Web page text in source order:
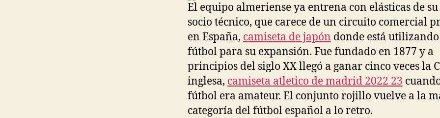
El equipo almeriense ya entrena con elásticas de
socio técnico, que carece de un circuito comercial
en España, camiseta de japón donde está
fútbol para su expansión. Fue fundado en 1877 y a
principios del siglo XX llegó a ganar cinco veces la
inglesa, camiseta atletico de madrid 2022 23
fútbol era amateur. El conjunto rojillo vuelve a la
categoría del fútbol español a lo retro.